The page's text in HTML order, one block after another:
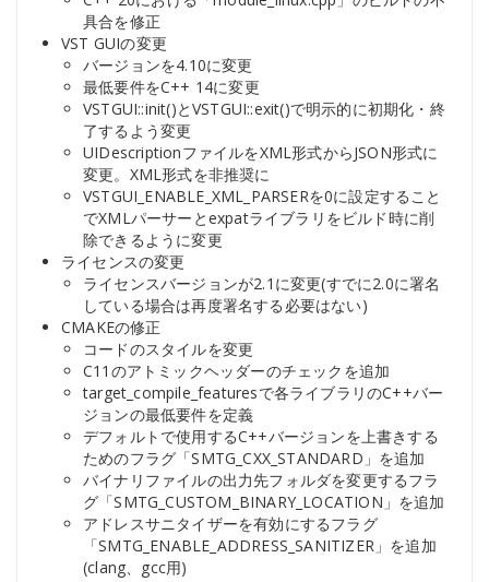
具合を修正
VST GUIの変更
バージョンを4.10に変更
最低要件をC++ 14に変更
VSTGUI::init()とVSTGUI::exit()で明示的に初期化・終
了するよう変更
UIDescriptionファイルをXML形式からJSON形式に
変更。XML形式を非推奨に
VSTGUI_ENABLE_XML_PARSERを0に設定すること
でXMLパーサーとexpatライブラリをビルド時に削
除できるように変更
ライセンスの変更
ライセンスバージョンが2.1に変更(すでに2.0に署名
している場合は再度署名する必要はない)
CMAKEの修正
コードのスタイルを変更
C11のアトミックヘッダーのチェックを追加
target_compile_featuresで各ライブラリのC++バー
ジョンの最低要件を定義
デフォルトで使用するC++バージョンを上書きする
ためのフラグ「SMTG_CXX_STANDARD」を追加
バイナリファイルの出力先フォルダを変更するフラ
グ「SMTG_CUSTOM_BINARY_LOCATION」を追加
アドレスサニタイザーを有効にするフラグ
「SMTG_ENABLE_ADDRESS_SANITIZER」を追加
(clang、gcc用)